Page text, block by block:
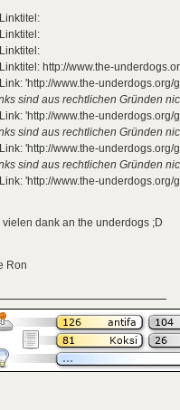
http://www.the-
'http://www.the-underdogs.org/
sind aus rechtlichen Gründen
'http://www.the-underdogs.org/
sind aus rechtlichen Gründen
'http://www.the-underdogs.org/
sind aus rechtlichen Gründen
'http://www.the-underdogs.org/
vielen dank an the underdogs ;D
Ron